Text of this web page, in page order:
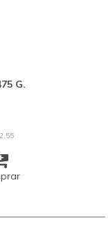
G.